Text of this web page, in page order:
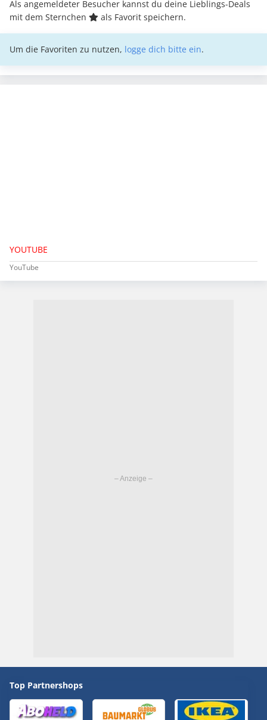
Als angemeldeter Besucher kannst du deine Lieblings-Deals
mit dem Sternchen
als Favorit speichern.
Um die Favoriten zu nutzen, logge dich bitte ein.
YOUTUBE
YouTube
Top Partnershops